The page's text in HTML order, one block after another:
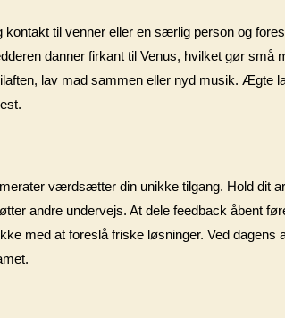
til venner eller en særlig person og
danner firkant til Venus, hvilket gør små
lav mad sammen eller nyd musik. Ægte
værdsætter din unikke tilgang. Hold dit
andre undervejs. At dele feedback åbent
med at foreslå friske løsninger. Ved dagens